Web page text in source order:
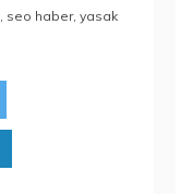
, seo haber, yasak